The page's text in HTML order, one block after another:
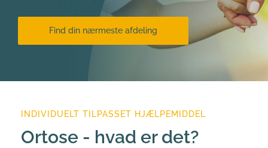
Find din nærmeste afdeling
INDIVIDUELT TILPASSET HJÆLPEMIDDEL
Ortose - hvad er det?